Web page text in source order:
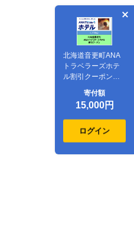
北海道音更町ANA
トラベラーズホテ
ル割引クーポン
寄付額
15,000円
ログイン